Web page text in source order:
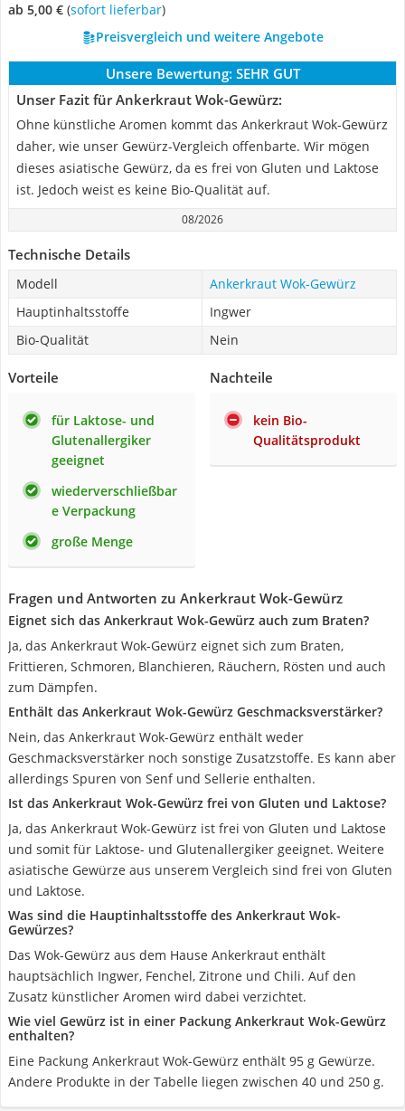
ab 5,00 € ( Sofort lieferbar)
Preisvergleich und weitere Angebote
Unsere Bewertung: SEHR GUT
Unser Fazit für Ankerkraut Wok-Gewürz:
Ohne künstliche Aromen kommt das Ankerkraut Wok-Gewürz
daher, wie unser Gewürz-Vergleich offenbarte. Wir mögen
dieses asiatische Gewürz, da es frei von Gluten und Laktose
ist. Jedoch weist es keine Bio-Qualität auf.
08/2026
Technische Details
Modell
Ankerkraut Wok-Gewürz
Hauptinhaltsstoffe
Ingwer
Bio-Qualität
Nein
Vorteile
für Laktose- und
Glutenallergiker
geeignet
wiederverschließbar
e Verpackung
große Menge
Nachteile
kein Bio-
Qualitätsprodukt
Fragen und Antworten zu Ankerkraut Wok-Gewürz
Eignet sich das Ankerkraut Wok-Gewürz auch zum Braten?
Ja, das Ankerkraut Wok-Gewürz eignet sich zum Braten,
Frittieren, Schmoren, Blanchieren, Räuchern, Rösten und auch
zum Dämpfen.
Enthält das Ankerkraut Wok-Gewürz Geschmacksverstärker?
Nein, das Ankerkraut Wok-Gewürz enthält weder
Geschmacksverstärker noch sonstige Zusatzstoffe. Es kann aber
allerdings Spuren von Senf und Sellerie enthalten.
Ist das Ankerkraut Wok-Gewürz frei von Gluten und Laktose?
Ja, das Ankerkraut Wok-Gewürz ist frei von Gluten und Laktose
und somit für Laktose- und Glutenallergiker geeignet. Weitere
asiatische Gewürze aus unserem Vergleich sind frei von Gluten
und Laktose.
Was sind die Hauptinhaltsstoffe des Ankerkraut Wok-
Gewürzes?
Das Wok-Gewürz aus dem Hause Ankerkraut enthält
hauptsächlich Ingwer, Fenchel, Zitrone und Chili. Auf den
Zusatz künstlicher Aromen wird dabei verzichtet.
Wie viel Gewürz ist in einer Packung Ankerkraut Wok-Gewürz
enthalten?
Eine Packung Ankerkraut Wok-Gewürz enthält 95 g Gewürze.
Andere Produkte in der Tabelle liegen zwischen 40 und 250 g.